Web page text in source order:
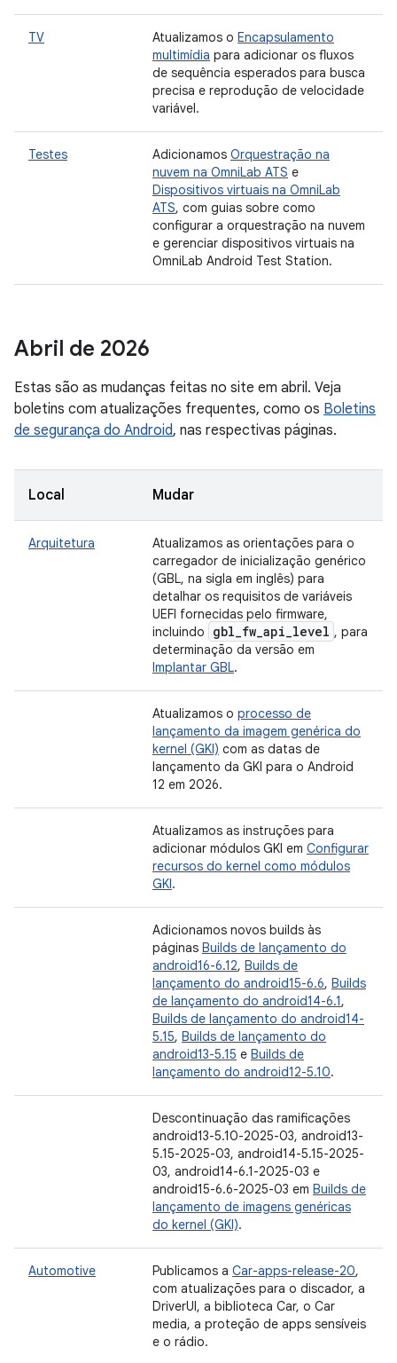
TV Atualizamos o Encapsulamento
multimídia para adicionar os fluxos
de sequência esperados para busca
precisa e reprodução de velocidade
variável.
Testes Adicionamos Orquestração na
nuvem na OmniLab ATS e
Dispositivos virtuais na OmniLab
ATS, com guias sobre como
configurar a orquestração na nuvem
e gerenciar dispositivos virtuais na
OmniLab Android Test Station.
Abril de 2026
Estas são as mudanças feitas no site em abril. Veja
boletins com atualizações frequentes, como os Boletins
de segurança do Android, nas respectivas páginas.
Local Mudar
Arquitetura
Atualizamos as orientações para o
carregador de inicialização genérico
(GBL, na sigla em inglês) para
detalhar os requisitos de variáveis
UEFI fornecidas pelo firmware,
incluindo
gbl_fw_api_level , para
determinação da versão em
Implantar GBL.
Atualizamos o processo de
lançamento da imagem genérica do
kernel (GKI) com as datas de
lançamento da GKI para o Android
12 em 2026.
Atualizamos as instruções para
adicionar módulos GKI em Configurar
recursos do kernel como módulos
GKI.
Adicionamos novos builds às
páginas Builds de lançamento do
android16-6.12, Builds de
lançamento do android15-6.6, Builds
de lançamento do android14-6.1,
Builds de lançamento do android14-
5.15, Builds de lançamento do
android13-5.15 e Builds de
lançamento do android12-5.10.
Descontinuação das ramificações
android13-5.10-2025-03, android13-
5.15-2025-03, android14-5.15-2025-
03, android14-6.1-2025-03 e
android15-6.6-2025-03 em Builds de
lançamento de imagens genéricas
do kernel (GKI).
Automotive Publicamos a Car-apps-release-20,
com atualizações para o discador, a
DriverUI, a biblioteca Car, o Car
media, a proteção de apps sensíveis
e o rádio.